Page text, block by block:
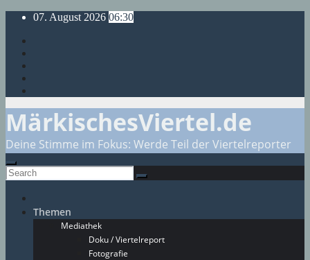
Skip
content
07. August 2026 06:30
MärkischesViertel.de
Deine Stimme im Fokus: Werde Teil der Viertelreporter
Themen
Mediathek
Doku / Viertelreport
Fotografie